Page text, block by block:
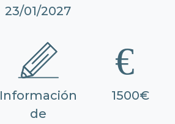
23/01/2027
Información
de
1500€